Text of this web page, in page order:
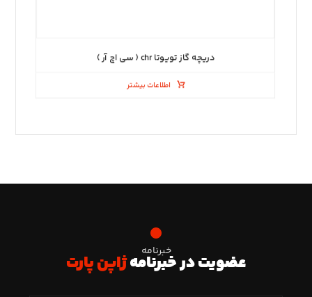
دریچه گاز تویوتا chr ( سی اچ آر )
اطلاعات بیشتر
خبرنامه
عضویت در خبرنامهژاپن پارت